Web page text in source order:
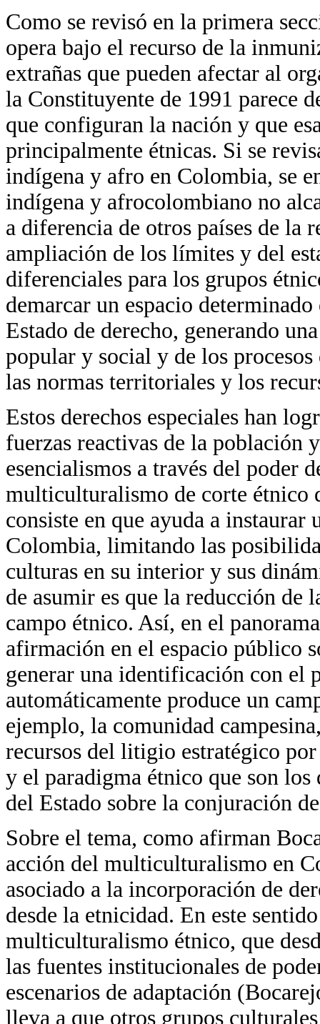
Como se revisó en la primera
opera bajo el recurso de la
extrañas que pueden afectar al
la Constituyente de 1991 parece
que configuran la nación y que
principalmente étnicas. Si se
indígena y afro en Colombia, se
indígena y afrocolombiano no
a diferencia de otros países de la
ampliación de los límites y del
diferenciales para los grupos
demarcar un espacio
Estado de derecho, generando
popular y social y de los
las normas territoriales y los
Estos derechos especiales han
fuerzas reactivas de la población
esencialismos a través del poder
multiculturalismo de corte étnico
consiste en que ayuda a
Colombia, limitando las
culturas en su interior y sus
de asumir es que la reducción
campo étnico. Así, en el
afirmación en el espacio público
generar una identificación con el
automáticamente produce un
ejemplo, la comunidad
recursos del litigio estratégico
y el paradigma étnico que son
del Estado sobre la conjuración
Sobre el tema, como afirman
acción del multiculturalismo en
asociado a la incorporación de
desde la etnicidad. En este
multiculturalismo étnico, que
las fuentes institucionales de
escenarios de adaptación
lleva a que otros grupos